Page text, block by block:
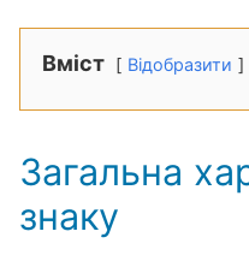
Вміст Відобразити
Загальна
знаку